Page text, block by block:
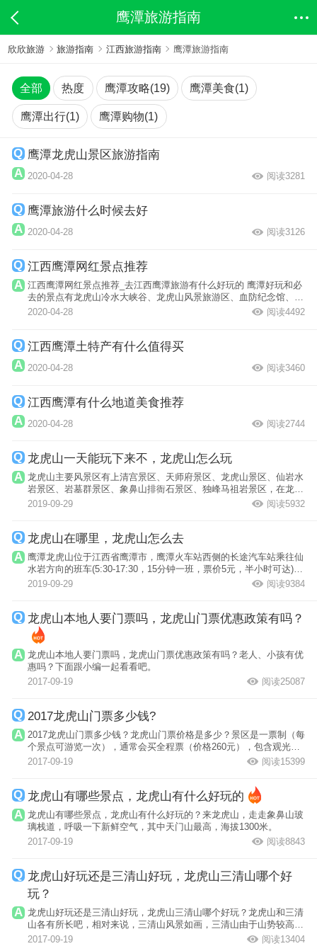
鹰潭旅游指南
欣欣旅游 旅游指南 江西旅游指南 鹰潭旅游指南
全部 热度 鹰潭攻略(19) 鹰潭美食(1)
鹰潭出行(1) 鹰潭购物(1)
鹰潭龙虎山景区旅游指南
2020-04-28 阅读3281
鹰潭旅游什么时候去好
2020-04-28 阅读3126
江西鹰潭网红景点推荐
江西鹰潭网红景点推荐_去江西鹰潭旅游有什么好玩的 鹰潭好玩和必
去的景点有龙虎山冷水大峡谷、龙虎山风景旅游区、血防纪念馆、三
阳洞府、吉...
2020-04-28 阅读4492
江西鹰潭土特产有什么值得买
2020-04-28 阅读3460
江西鹰潭有什么地道美食推荐
2020-04-28 阅读2744
龙虎山一天能玩下来不，龙虎山怎么玩
龙虎山主要风景区有上清宫景区、天师府景区、龙虎山景区、仙岩水
岩景区、岩墓群景区、象鼻山排衙石景区、独峰马祖岩景区，在龙虎
山玩2天最...
2019-09-29 阅读5932
龙虎山在哪里，龙虎山怎么去
鹰潭龙虎山位于江西省鹰潭市，鹰潭火车站西侧的长途汽车站乘往仙
水岩方向的班车(5:30-17:30，15分钟一班，票价5元，半小时可达)。
206国道(...
2019-09-29 阅读9384
龙虎山本地人要门票吗，龙虎山门票优惠政策有吗？
龙虎山本地人要门票吗，龙虎山门票优惠政策有吗？老人、小孩有优
惠吗？下面跟小编一起看看吧。
2017-09-19
阅读25087
2017龙虎山门票多少钱?
2017龙虎山门票多少钱？龙虎山门票价格是多少？景区是一票制（每
个景点可游览一次），通常会买全程票（价格260元），包含观光车
和漂流（或...
2017-09-19 阅读15399
龙虎山有哪些景点，龙虎山有什么好玩的
龙虎山有哪些景点，龙虎山有什么好玩的？来龙虎山，走走象鼻山玻
璃栈道，呼吸一下新鲜空气，其中天门山最高，海拔1300米。
2017-09-19
阅读8843
龙虎山好玩还是三清山好玩，龙虎山三清山哪个好
玩？
龙虎山好玩还是三清山好玩，龙虎山三清山哪个好玩？龙虎山和三清
山各有所长吧，相对来说，三清山风景如画，三清山由于山势较高，
多云雾，观...
2017-09-19 阅读13404